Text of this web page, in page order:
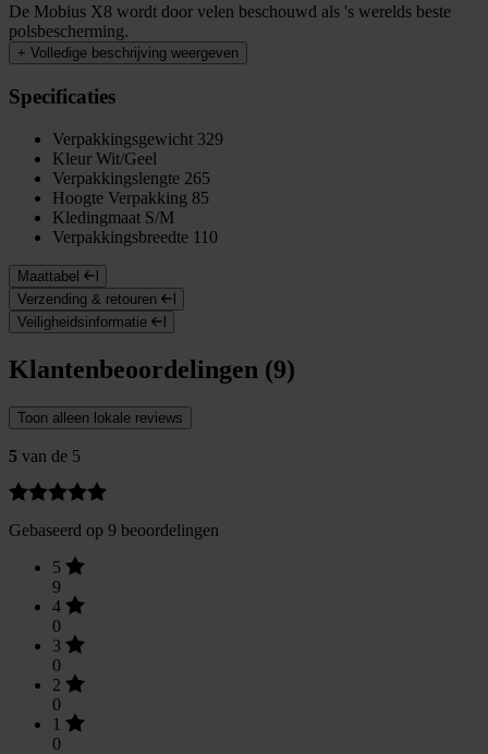
De Mobius X8 wordt door velen beschouwd als 's werelds beste
polsbescherming.
+ Volledige beschrijving weergeven
Specificaties
Verpakkingsgewicht 329
Kleur Wit/Geel
Verpakkingslengte 265
Hoogte Verpakking 85
Kledingmaat S/M
Verpakkingsbreedte 110
Maattabel
Verzending & retouren
Veiligheidsinformatie
Klantenbeoordelingen (9)
Toon alleen lokale reviews
5 van de 5
Gebaseerd op 9 beoordelingen
5
9
4
0
3
0
2
0
1
0